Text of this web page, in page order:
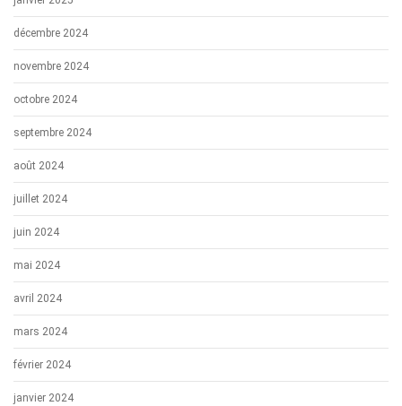
décembre 2024
novembre 2024
octobre 2024
septembre 2024
août 2024
juillet 2024
juin 2024
mai 2024
avril 2024
mars 2024
février 2024
janvier 2024